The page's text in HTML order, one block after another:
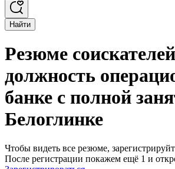
Найти
Резюме
должность
банке с полной
Белоглинке
Чтобы видеть все резюме,
После регистрации покажем ещё 1 и